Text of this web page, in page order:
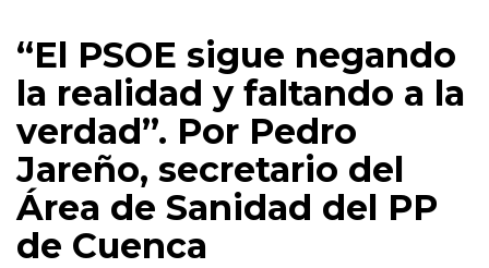
“El PSOE sigue negando
la realidad y faltando a la
verdad”. Por Pedro
Jareño, secretario del
Área de Sanidad del PP
de Cuenca